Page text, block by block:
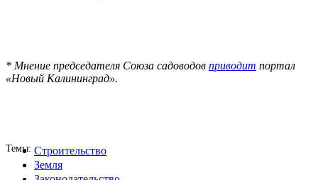
* Мнение председателя Союза садоводов приводит портал
«Новый Калининград».
Темы Строительство
Земля